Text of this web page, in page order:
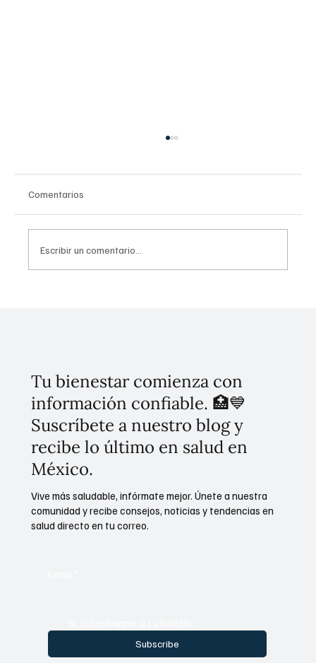
Comentarios
Escribir un comentario...
Tu bienestar comienza con
información confiable. 🏥💙
Suscríbete a nuestro blog y
recibe lo último en salud en
México.
Subscribe
Vive más saludable, infórmate mejor. Únete a nuestra
comunidad y recibe consejos, noticias y tendencias en
salud directo en tu correo.